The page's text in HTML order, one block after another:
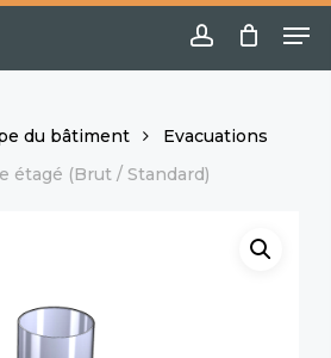
account
du bâtiment
Evacuations
étagé (Brut / Standard)